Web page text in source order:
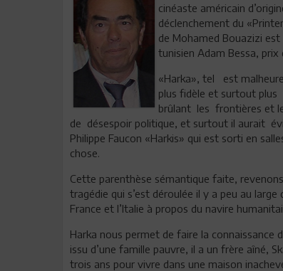
cinéaste américain
déclenchement du
de Mohamed Bouazizi
tunisien Adam Bessa, prix
«Harka», tel est
plus fidèle et surtout plus
brûlant les frontières et
de désespoir politique, et surtout il aurait
Philippe Faucon «Harkis» qui est sorti en
chose.
Cette parenthèse sémantique faite,
tragédie qui s’est déroulée il y a peu au
France et l’Italie à propos du navire
Harka nous permet de faire la connaissance
issu d’une famille pauvre, il a un frère aîné,
trois ans pour vivre dans une maison